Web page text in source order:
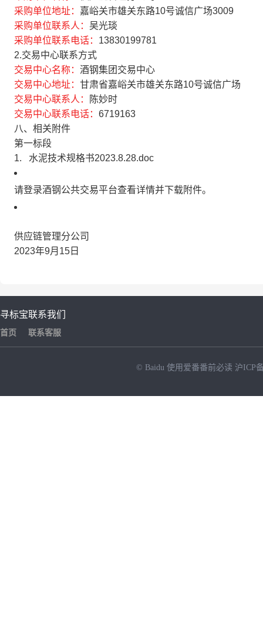
采购单位地址： 嘉峪关市雄关东路10号诚信广场3009
采购单位联系人： 吴光琰
采购单位联系电话： 13830199781
2.交易中心联系方式
交易中心名称： 酒钢集团交易中心
交易中心地址： 甘肃省嘉峪关市雄关东路10号诚信广场
交易中心联系人：
陈妙时
交易中心联系电话： 6719163
八、相关附件
第一标段
1.
水泥技术规格书2023.8.28.doc
请登录酒钢公共交易平台查看详情并下载附件。
供应链管理分公司
2023年9月15日
寻标宝
首页
联系我们
联系客服
© Baidu 使用爱番番前必读 沪ICP